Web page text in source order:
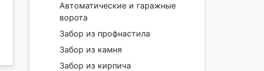
Автоматические и гаражные
ворота
Забор из профнастила
Забор из камня
Забор из кирпича